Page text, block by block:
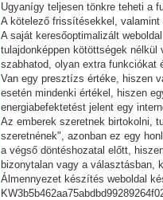
Ugyanígy teljesen tönkre teheti a
A kötelező frissítésekkel,
A saját keresőoptimalizált
tulajdonképpen kötöttségek
szabhatod, olyan extra funkciókat
Van egy presztízs értéke, hiszen
esetén mindenki értékel, hiszen
energiabefektetést jelent egy
Az emberek szeretnek birtokolni,
szeretnének", azonban ez egy
a végső döntéshozatal előtt,
bizonytalan vagy a választásban,
Álmennyezet készítés weboldal